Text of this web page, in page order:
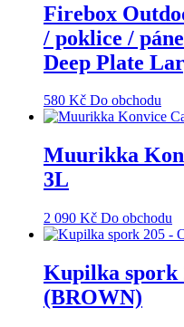
Firebox
/ poklice /
Deep Plate
580 Kč Do obchodu
Muurikka
3L
2 090 Kč Do obchodu
Kupilka spork
(BROWN)